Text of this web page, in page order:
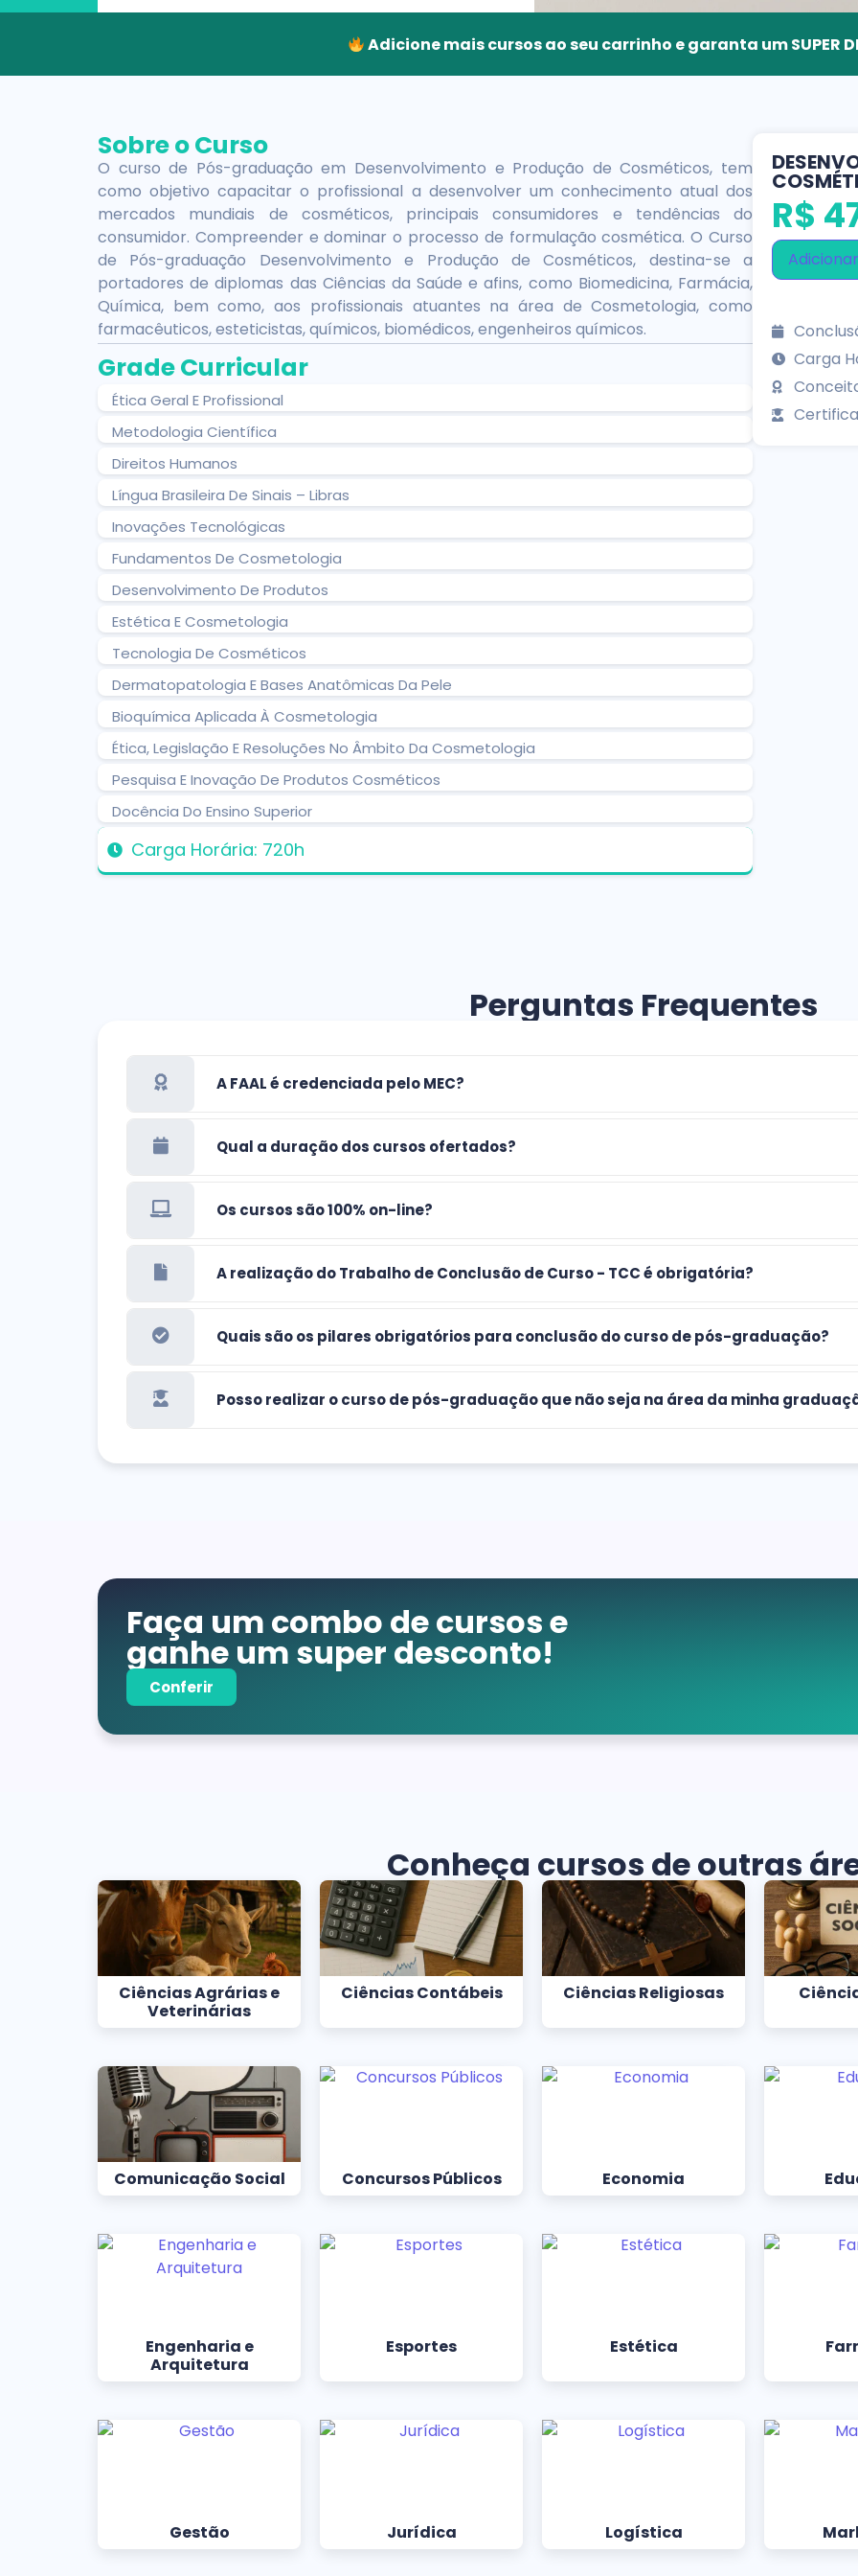
Adicione mais cursos ao seu carrinho e garanta um SUPER
Sobre o Curso
O curso de Pós-graduação em Desenvolvimento e Produção de Cosméticos, tem
como objetivo capacitar o profissional a desenvolver um conhecimento atual dos
mercados mundiais de cosméticos, principais consumidores e tendências do
consumidor. Compreender e dominar o processo de formulação cosmética. O Curso
de Pós-graduação Desenvolvimento e Produção de Cosméticos, destina-se a
portadores de diplomas das Ciências da Saúde e afins, como Biomedicina, Farmácia,
Química, bem como, aos profissionais atuantes na área de Cosmetologia, como
farmacêuticos, esteticistas, químicos, biomédicos, engenheiros químicos.
Grade Curricular
Ética Geral E Profissional
Metodologia Científica
Direitos Humanos
Língua Brasileira De Sinais – Libras
Inovações Tecnológicas
Fundamentos De Cosmetologia
Desenvolvimento De Produtos
Estética E Cosmetologia
Tecnologia De Cosméticos
Dermatopatologia E Bases Anatômicas Da Pele
Bioquímica Aplicada À Cosmetologia
Ética, Legislação E Resoluções No Âmbito Da Cosmetologia
Pesquisa E Inovação De Produtos Cosméticos
Docência Do Ensino Superior
Carga Horária: 720h
R$
Carga
Perguntas Frequentes
A FAAL é credenciada pelo MEC?
Qual a duração dos cursos ofertados?
Os cursos são 100% on-line?
A realização do Trabalho de Conclusão de Curso - TCC é obrigatória?
Quais são os pilares obrigatórios para conclusão do curso de pós-graduação?
Posso realizar o curso de pós-graduação que não seja na área da minha
Faça um combo de cursos e
ganhe um super desconto!
Conferir
Conheça cursos de outras
Ciências Agrárias e
Veterinárias
Ciências Contábeis Ciências Religiosas
Comunicação Social Concursos Públicos Economia
Engenharia e
Arquitetura
Esportes Estética
Gestão Jurídica Logística